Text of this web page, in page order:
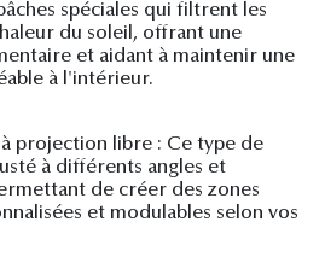
spéciales qui filtrent les
du soleil, offrant une
et aidant à maintenir une
à l'intérieur.
projection libre : Ce type de
à différents angles et
de créer des zones
et modulables selon vos